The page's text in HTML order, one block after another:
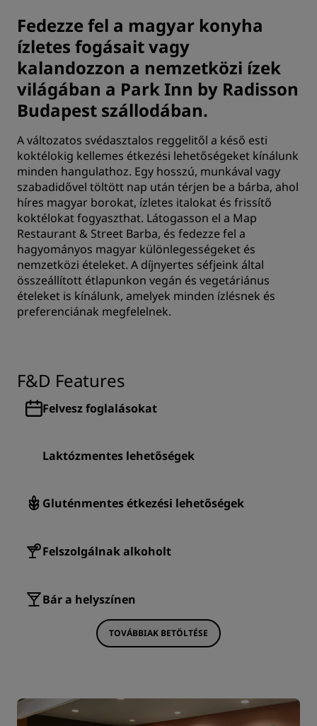
Fedezze fel a magyar konyha
ízletes fogásait vagy
kalandozzon a nemzetközi ízek
világában a Park Inn by Radisson
Budapest szállodában.
A változatos svédasztalos reggelitől a késő esti
koktélokig kellemes étkezési lehetőségeket kínálunk
minden hangulathoz. Egy hosszú, munkával vagy
szabadidővel töltött nap után térjen be a bárba, ahol
híres magyar borokat, ízletes italokat és frissítő
koktélokat fogyaszthat. Látogasson el a Map
Restaurant & Street Barba, és fedezze fel a
hagyományos magyar különlegességeket és
nemzetközi ételeket. A díjnyertes séfjeink által
összeállított étlapunkon vegán és vegetáriánus
ételeket is kínálunk, amelyek minden ízlésnek és
preferenciának megfelelnek.
F&D Features
Felvesz foglalásokat
Laktózmentes lehetőségek
Gluténmentes étkezési lehetőségek
Felszolgálnak alkoholt
Bár a helyszínen
TOVÁBBIAK BETÖLTÉSE